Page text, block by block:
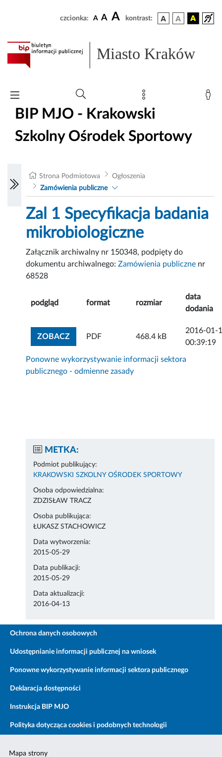
czcionka: A A A kontrast:
Miasto Kraków
BIP MJO - Krakowski
Szkolny Ośrodek Sportowy
Strona Podmiotowa
Ogłoszenia
Zamówienia publiczne
Zal 1 Specyfikacja badania
mikrobiologiczne
Załącznik archiwalny nr 150348, podpięty do
dokumentu archiwalnego:Zamówienia publiczne nr
68528
podgląd format rozmiar
data
dodania
ZOBACZZOBACZ ZAŁĄCZNIK
PDF 468.4 kB
2016-01-
00:39:19
Ponowne wykorzystywanie informacji sektora
publicznego - odmienne zasady
METKA:
Podmiot publikujący:
KRAKOWSKI SZKOLNY OŚRODEK SPORTOWY
Osoba odpowiedzialna:
ZDZISŁAW TRACZ
Osoba publikująca:
ŁUKASZ STACHOWICZ
Data wytworzenia:
2015-05-29
Data publikacji:
2015-05-29
Data aktualizacji:
2016-04-13
Ochrona danych osobowych
Udostępnianie informacji publicznej na wniosek
Ponowne wykorzystywanie informacji sektora publicznego
Deklaracja dostępności
Instrukcja BIP MJO
Polityka dotycząca cookies i podobnych technologii
Mapa strony